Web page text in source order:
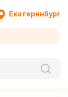
Екатеринбург